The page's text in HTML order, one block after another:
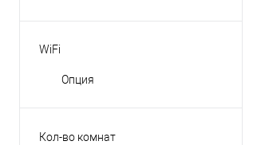
WiFi
Опция
Кол-во комнат